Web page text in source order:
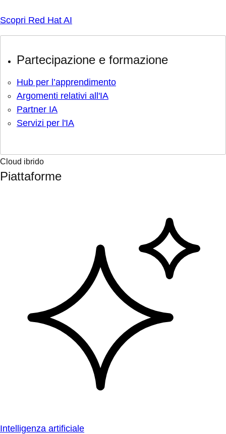
Scopri Red Hat AI
Partecipazione e formazione
Hub per l’apprendimento
Argomenti relativi all'IA
Partner IA
Servizi per l'IA
Cloud ibrido
Piattaforme
Intelligenza artificiale